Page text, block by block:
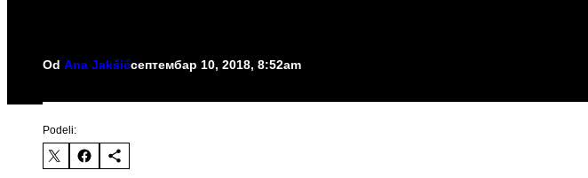
Od Ana Jakšićсептембар 10, 2018, 8:52am
Podeli: